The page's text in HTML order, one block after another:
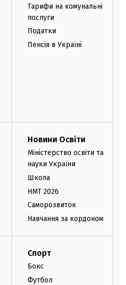
Тарифи на комунальні
послуги
Податки
Пенсія в Україні
Новини Освіти
Міністерство освіти та
науки України
Школа
НМТ 2026
Саморозвиток
Навчання за кордоном
Спорт
Бокс
Футбол